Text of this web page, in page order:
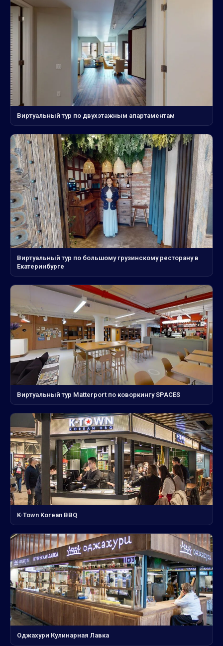
Виртуальный тур по двухэтажным апартаментам
Виртуальный тур по большому грузинскому ресторану в
Екатеринбурге
Виртуальный тур Matterport по коворкингу SPACES
K-Town Korean BBQ
Оджахури Кулинарная Лавка